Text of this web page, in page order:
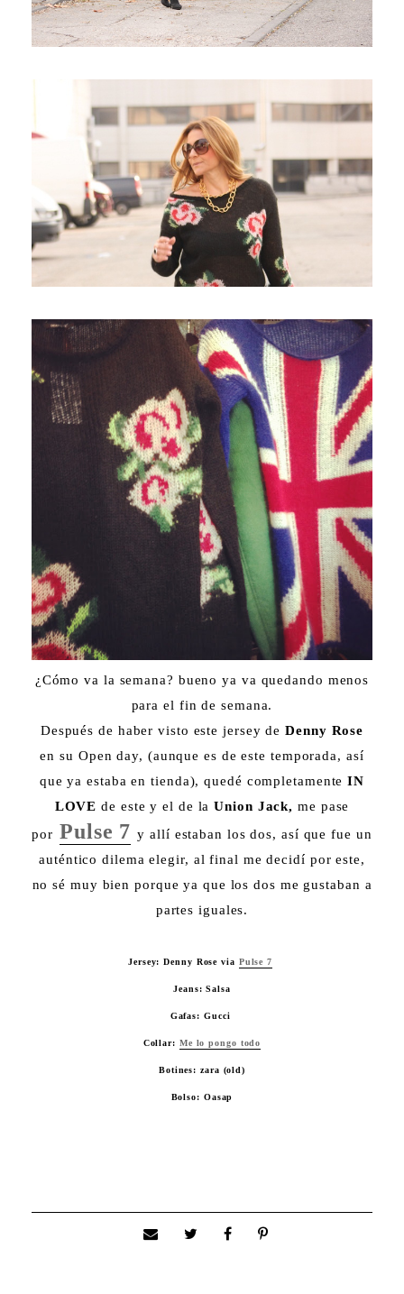
¿Cómo va la semana? bueno ya va quedando menos
para el fin de semana.
Después de haber visto este jersey de Denny Rose
en su Open day, (aunque es de este temporada, así
que ya estaba en tienda), quedé completamente IN
LOVE de este y el de laUnion Jack,me pase
por Pulse 7 y allí estaban los dos, así que fue un
auténtico dilema elegir, al final me decidí por este,
no sé muy bien porque ya que los dos me gustaban a
partes iguales.
Jersey: Denny Rose via Pulse 7
Jeans: Salsa
Gafas: Gucci
Collar: Me lo pongo todo
Botines: zara (old)
Bolso: Oasap